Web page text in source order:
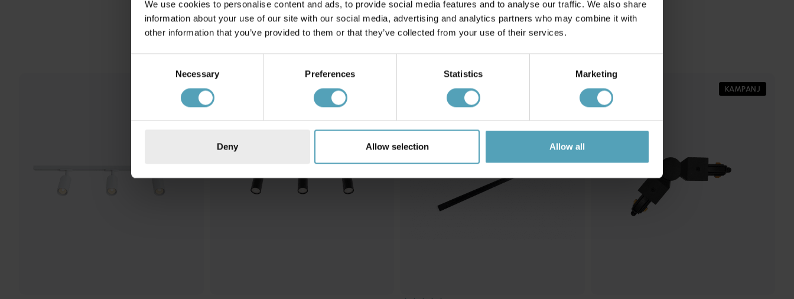
We use cookies to personalise content and ads, to provide social media features and to analyse our traffic. We also share
information about your use of our site with our social media, advertising and analytics partners who may combine it with
other information that you’ve provided to them or that they’ve collected from your use of their services.
Necessary Preferences Statistics Marketing
Deny Allow selection Allow all
Andra köpte även
KAMPANJ KAMPANJ KAMPANJ